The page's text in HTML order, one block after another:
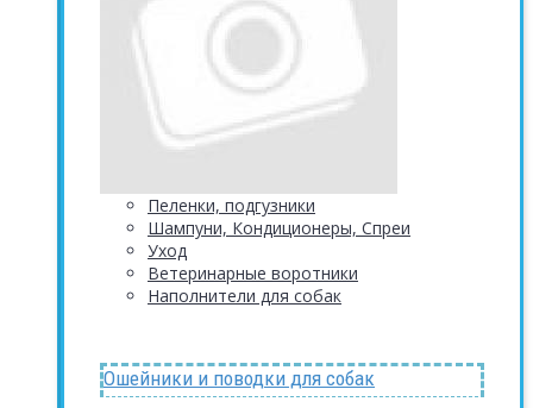
Пеленки, подгузники
Шампуни, Кондиционеры, Спреи
Уход
Ветеринарные воротники
Наполнители для собак
Ошейники и поводки для собак